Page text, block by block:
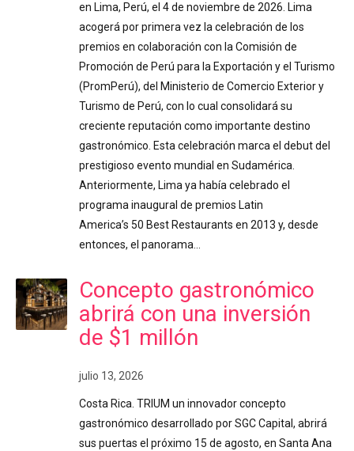
en Lima, Perú, el 4 de noviembre de 2026. Lima
acogerá por primera vez la celebración de los
premios en colaboración con la Comisión de
Promoción de Perú para la Exportación y el Turismo
(PromPerú), del Ministerio de Comercio Exterior y
Turismo de Perú, con lo cual consolidará su
creciente reputación como importante destino
gastronómico. Esta celebración marca el debut del
prestigioso evento mundial en Sudamérica.
Anteriormente, Lima ya había celebrado el
programa inaugural de premios Latin
America’s 50 Best Restaurants en 2013 y, desde
entonces, el panorama…
Concepto gastronómico
abrirá con una inversión
de $1 millón
julio 13, 2026
Costa Rica. TRIUM un innovador concepto
gastronómico desarrollado por SGC Capital, abrirá
sus puertas el próximo 15 de agosto, en Santa Ana